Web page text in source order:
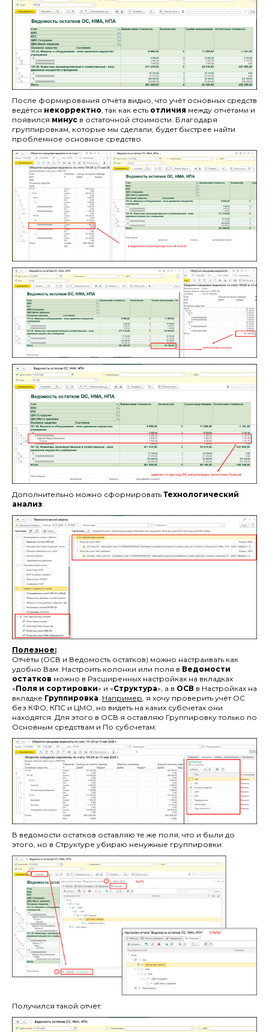
После формирования отчёта видно, что учёт основных средств
ведётся некорректно, так как есть отличия между отчётами и
появился минус в остаточной стоимости. Благодаря
группировкам, которые мы сделали, будет быстрее найти
проблемное основное средство.
Дополнительно можно сформировать Технологический
анализ:
Полезное:
Отчёты (ОСВ и Ведомость остатков) можно настраивать как
удобно Вам. Настроить колонки или поля в Ведомости
остатков можно в Расширенных настройках на вкладках
«Поля и сортировки» и «Структура», а в ОСВ в Настройках на
вкладке Группировка Например , я хочу проверить учёт ОС
без КФО, КПС и ЦМО, но видеть на каких субсчетах они
находятся. Для этого в ОСВ я оставляю Группировку только по
Основным средствам и По субсчетам:
В ведомости остатков оставляю те же поля, что и были до
этого, но в Структуре убираю ненужные группировки:
Получился такой отчёт: